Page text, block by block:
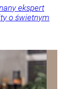
ekspert
o świetnym